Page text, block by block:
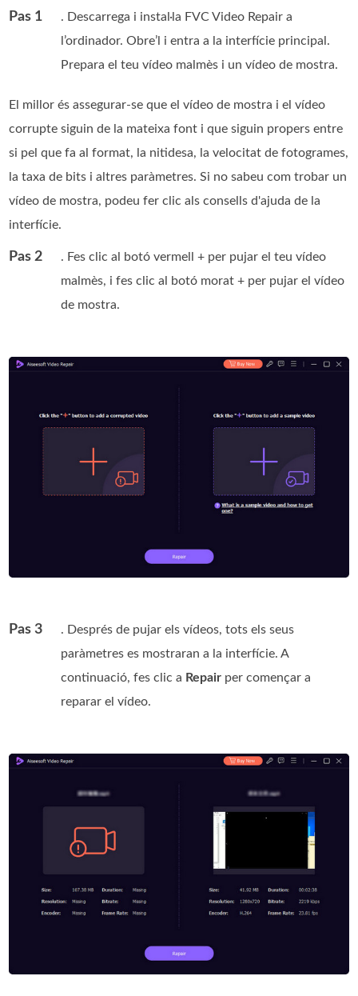
Pas 1
. Descarrega i instal·la FVC Video Repair a
l’ordinador. Obre’l i entra a la interfície principal.
Prepara el teu vídeo malmès i un vídeo de mostra.
El millor és assegurar-se que el vídeo de mostra i el vídeo
corrupte siguin de la mateixa font i que siguin propers entre
si pel que fa al format, la nitidesa, la velocitat de fotogrames,
la taxa de bits i altres paràmetres. Si no sabeu com trobar un
vídeo de mostra, podeu fer clic als consells d'ajuda de la
interfície.
Pas 2
. Fes clic al botó vermell + per pujar el teu vídeo
malmès, i fes clic al botó morat + per pujar el vídeo
de mostra.
Pas 3
. Després de pujar els vídeos, tots els seus
paràmetres es mostraran a la interfície. A
continuació, fes clic a Repair per començar a
reparar el vídeo.